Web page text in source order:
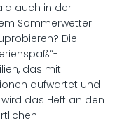
auch in der
Sommerwetter
Die
das mit
aufwartet und
das Heft an den